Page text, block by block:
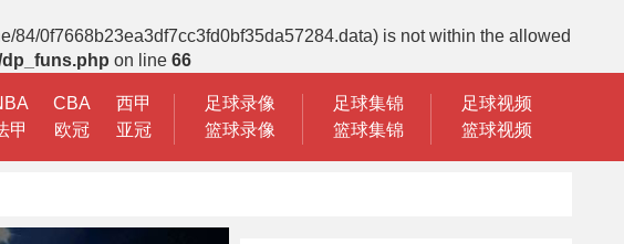
84/0f7668b23ea3df7cc3fd0bf35da57284.data) is not within the allowed
on line 66
CBA
西甲
甲 欧冠 亚冠
足球录像
篮球录像
足球集锦
篮球集锦
足球视频
篮球视频